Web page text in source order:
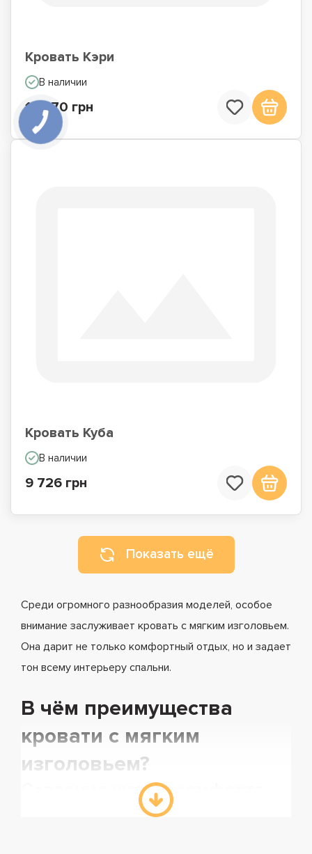
Кровать Кэри
В наличии
16 570 грн
Кровать Куба
В наличии
9 726 грн
Показать ещё
Среди огромного разнообразия моделей, особое
внимание заслуживает кровать с мягким изголовьем.
Она дарит не только комфортный отдых, но и задает
тон всему интерьеру спальни.
В чём преимущества
кровати с мягким
изголовьем?
Создание уюта и комфорта
Одно из главных достоинств мягкой кровати — это